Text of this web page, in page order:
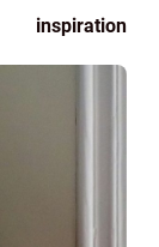
inspiration